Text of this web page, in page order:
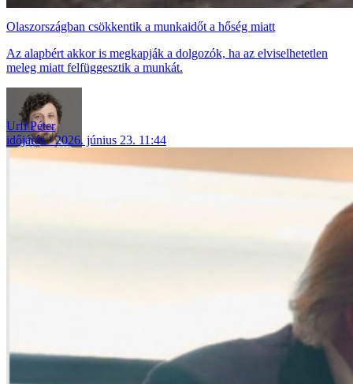
Olaszországban csökkentik a munkaidőt a hőség miatt
Az alapbért akkor is megkapják a dolgozók, ha az elviselhetetlen
meleg miatt felfüggesztik a munkát.
Urfi Péter
időjárás
2026. június 23. 11:44